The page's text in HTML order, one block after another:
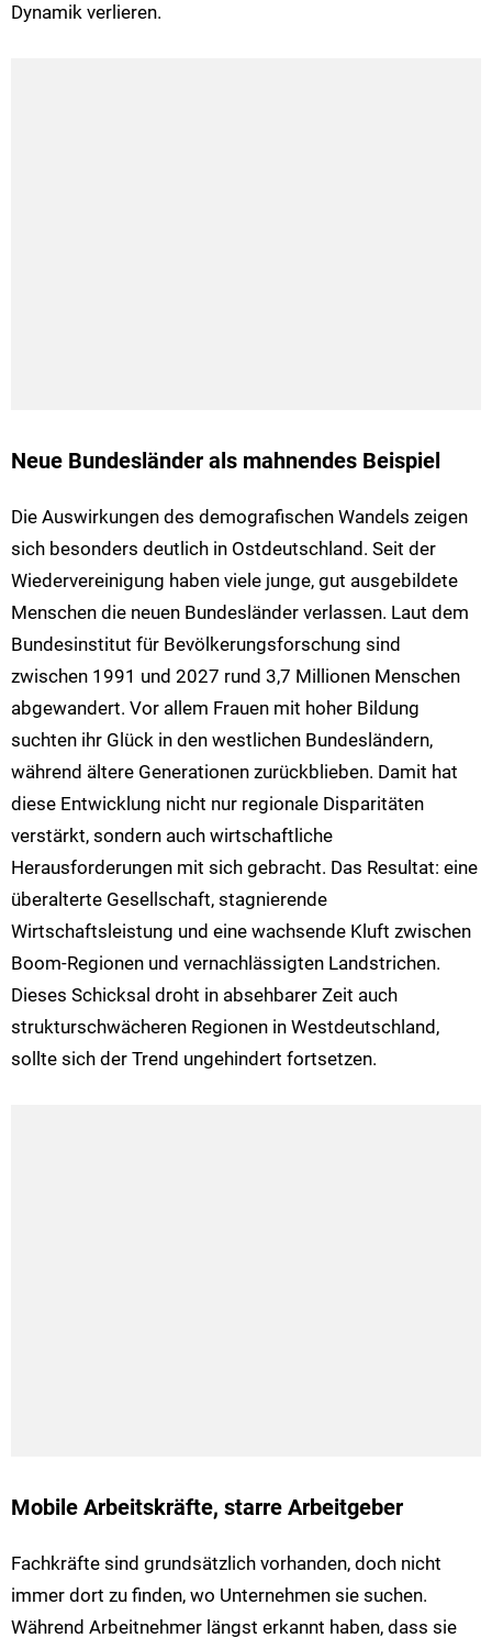
Dynamik verlieren.
Neue Bundesländer als mahnendes Beispiel
Die Auswirkungen des demografischen Wandels zeigen
sich besonders deutlich in Ostdeutschland. Seit der
Wiedervereinigung haben viele junge, gut ausgebildete
Menschen die neuen Bundesländer verlassen. Laut dem
Bundesinstitut für Bevölkerungsforschung sind
zwischen 1991 und 2027 rund 3,7 Millionen Menschen
abgewandert. Vor allem Frauen mit hoher Bildung
suchten ihr Glück in den westlichen Bundesländern,
während ältere Generationen zurückblieben. Damit hat
diese Entwicklung nicht nur regionale Disparitäten
verstärkt, sondern auch wirtschaftliche
Herausforderungen mit sich gebracht. Das Resultat: eine
überalterte Gesellschaft, stagnierende
Wirtschaftsleistung und eine wachsende Kluft zwischen
Boom-Regionen und vernachlässigten Landstrichen.
Dieses Schicksal droht in absehbarer Zeit auch
strukturschwächeren Regionen in Westdeutschland,
sollte sich der Trend ungehindert fortsetzen.
Mobile Arbeitskräfte, starre Arbeitgeber
Fachkräfte sind grundsätzlich vorhanden, doch nicht
immer dort zu finden, wo Unternehmen sie suchen.
Während Arbeitnehmer längst erkannt haben, dass sie